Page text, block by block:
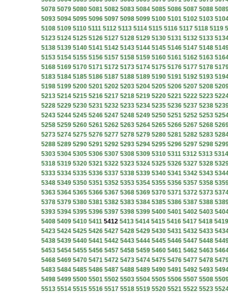
5078 5079 5080 5081 5082 5083 5084 5085 5086 5087 5088
5093 5094 5095 5096 5097 5098 5099 5100 5101 5102 5103
5108 5109 5110 5111 5112 5113 5114 5115 5116 5117 5118 5119
5123 5124 5125 5126 5127 5128 5129 5130 5131 5132 5133
5138 5139 5140 5141 5142 5143 5144 5145 5146 5147 5148
5153 5154 5155 5156 5157 5158 5159 5160 5161 5162 5163
5168 5169 5170 5171 5172 5173 5174 5175 5176 5177 5178
5183 5184 5185 5186 5187 5188 5189 5190 5191 5192 5193
5198 5199 5200 5201 5202 5203 5204 5205 5206 5207 5208
5213 5214 5215 5216 5217 5218 5219 5220 5221 5222 5223
5228 5229 5230 5231 5232 5233 5234 5235 5236 5237 5238
5243 5244 5245 5246 5247 5248 5249 5250 5251 5252 5253
5258 5259 5260 5261 5262 5263 5264 5265 5266 5267 5268
5273 5274 5275 5276 5277 5278 5279 5280 5281 5282 5283
5288 5289 5290 5291 5292 5293 5294 5295 5296 5297 5298
5303 5304 5305 5306 5307 5308 5309 5310 5311 5312 5313 5314
5318 5319 5320 5321 5322 5323 5324 5325 5326 5327 5328
5333 5334 5335 5336 5337 5338 5339 5340 5341 5342 5343
5348 5349 5350 5351 5352 5353 5354 5355 5356 5357 5358
5363 5364 5365 5366 5367 5368 5369 5370 5371 5372 5373
5378 5379 5380 5381 5382 5383 5384 5385 5386 5387 5388
5393 5394 5395 5396 5397 5398 5399 5400 5401 5402 5403
5408 5409 5410 5411 5412 5413 5414 5415 5416 5417 5418 5419
5423 5424 5425 5426 5427 5428 5429 5430 5431 5432 5433
5438 5439 5440 5441 5442 5443 5444 5445 5446 5447 5448
5453 5454 5455 5456 5457 5458 5459 5460 5461 5462 5463
5468 5469 5470 5471 5472 5473 5474 5475 5476 5477 5478
5483 5484 5485 5486 5487 5488 5489 5490 5491 5492 5493
5498 5499 5500 5501 5502 5503 5504 5505 5506 5507 5508
5513 5514 5515 5516 5517 5518 5519 5520 5521 5522 5523